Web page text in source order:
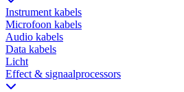
Instrument kabels
Microfoon kabels
Audio kabels
Data kabels
Licht
Effect & signaalprocessors